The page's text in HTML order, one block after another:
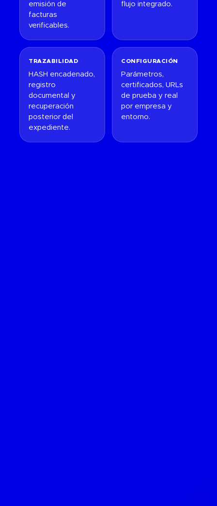
emisión de
facturas
verificables.
flujo integrado.
TRAZABILIDAD
HASH encadenado,
registro
documental y
recuperación
posterior del
expediente.
CONFIGURACIÓN
Parámetros,
certificados, URLs
de prueba y real
por empresa y
entorno.